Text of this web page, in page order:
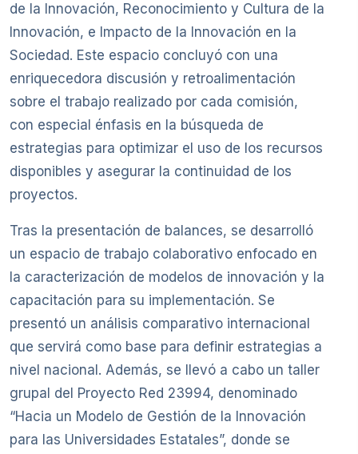
de la Innovación, Reconocimiento y Cultura de la
Innovación, e Impacto de la Innovación en la
Sociedad. Este espacio concluyó con una
enriquecedora discusión y retroalimentación
sobre el trabajo realizado por cada comisión,
con especial énfasis en la búsqueda de
estrategias para optimizar el uso de los recursos
disponibles y asegurar la continuidad de los
proyectos.
Tras la presentación de balances, se desarrolló
un espacio de trabajo colaborativo enfocado en
la caracterización de modelos de innovación y la
capacitación para su implementación. Se
presentó un análisis comparativo internacional
que servirá como base para definir estrategias a
nivel nacional. Además, se llevó a cabo un taller
grupal del Proyecto Red 23994, denominado
“Hacia un Modelo de Gestión de la Innovación
para las Universidades Estatales”, donde se